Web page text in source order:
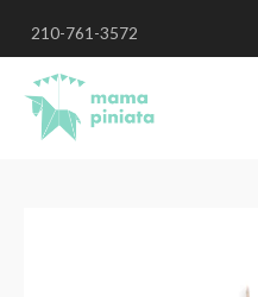
210-761-3572